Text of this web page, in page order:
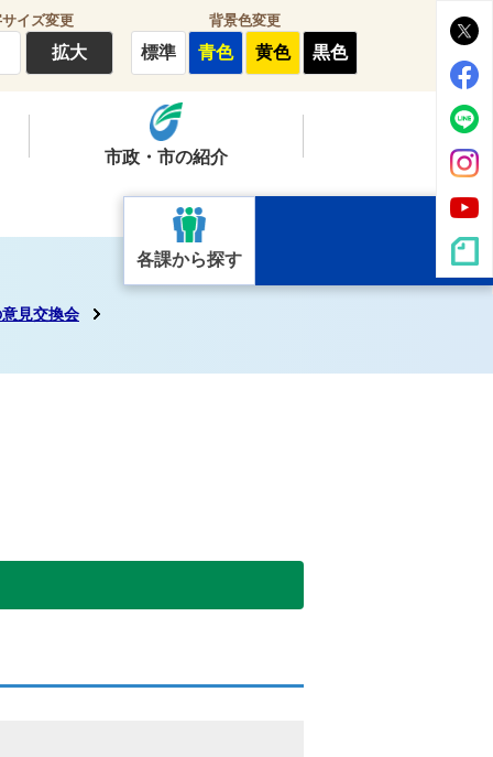
イズ変更
拡大
背景色変更
標準 青色 黄色 黒色
市政・市の紹介
各課から探す
見交換会